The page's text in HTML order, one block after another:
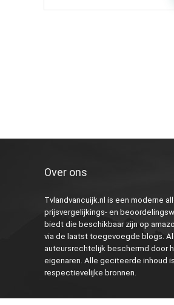
Over ons
Tvlandvancuijk.nl is een moderne
prijsvergelijkings- en
biedt die beschikbaar zijn op
via de laatst toegevoegde blogs.
auteursrechtelijk beschermd door
eigenaren. Alle geciteerde inhoud
respectievelijke bronnen.